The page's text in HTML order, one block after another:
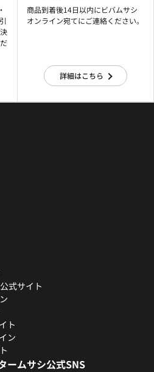
商品到着後14日以内にビバムサシ
オンライン宛てにご連絡ください。
詳細はこちら
式サイト
ト
ン
ームサシ公式SNS